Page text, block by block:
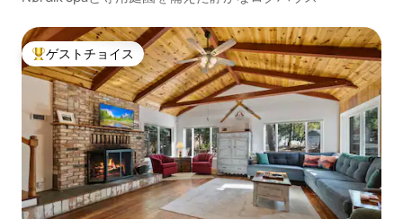
大好評のゲストチョイスです。
ゲストチョイス